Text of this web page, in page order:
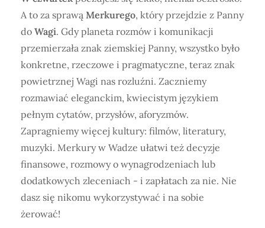
A to za sprawą Merkurego, który przejdzie z Panny
do Wagi. Gdy planeta rozmów i komunikacji
przemierzała znak ziemskiej Panny, wszystko było
konkretne, rzeczowe i pragmatyczne, teraz znak
powietrznej Wagi nas rozluźni. Zaczniemy
rozmawiać eleganckim, kwiecistym językiem
pełnym cytatów, przysłów, aforyzmów.
Zapragniemy więcej kultury: filmów, literatury,
muzyki. Merkury w Wadze ułatwi też decyzje
finansowe, rozmowy o wynagrodzeniach lub
dodatkowych zleceniach - i zapłatach za nie. Nie
dasz się nikomu wykorzystywać i na sobie
żerować!